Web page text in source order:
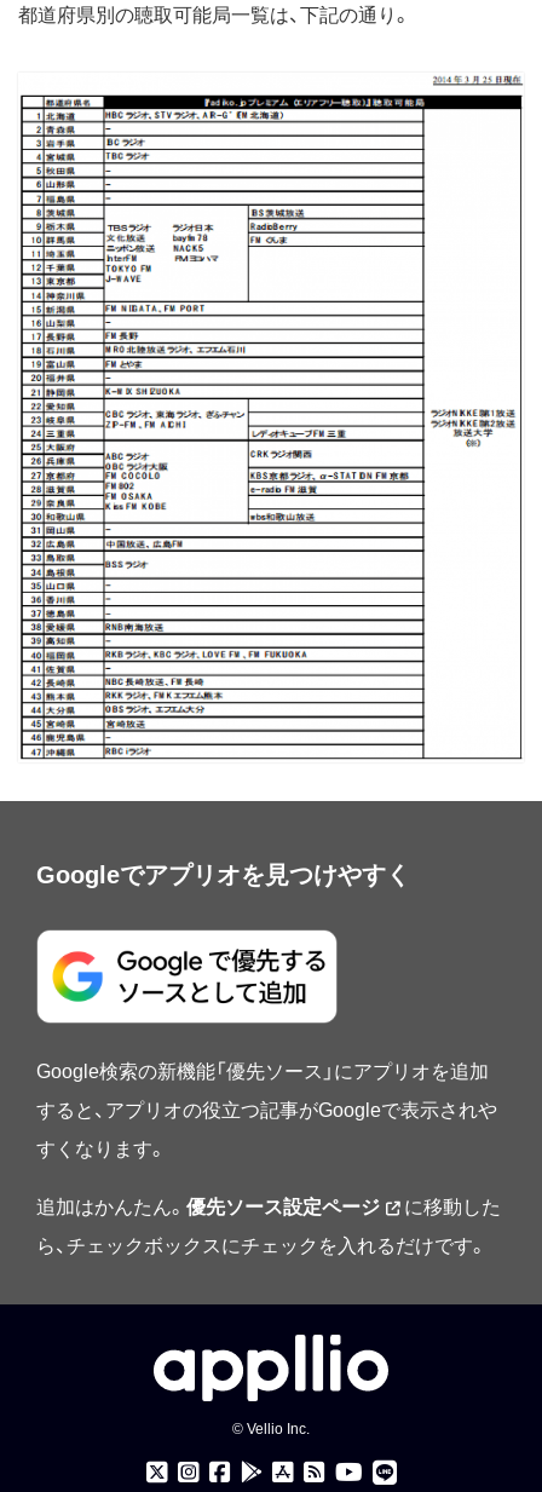
都道府県別の聴取可能局一覧は、下記の通り。
Googleでアプリオを見つけやすく
Google検索の新機能「優先ソース」にアプリオを追加
すると、アプリオの役立つ記事がGoogleで表示されや
すくなります。
追加はかんたん。 優先ソース設定ページ
に移動した
ら、チェックボックスにチェックを入れるだけです。
© Vellio Inc.